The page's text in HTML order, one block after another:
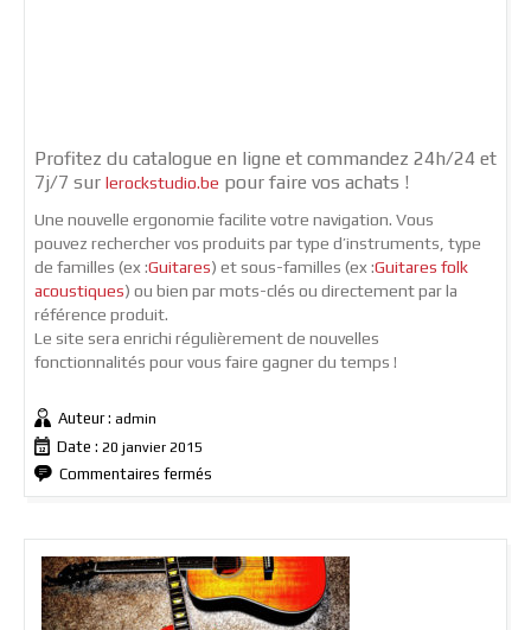
Profitez du catalogue en ligne et commandez 24h/24 et
7j/7 sur lerockstudio.be pour faire vos achats !
Une nouvelle ergonomie facilite votre navigation. Vous
pouvez rechercher vos produits par type d’instruments, type
de familles (ex :Guitares) et sous-familles (ex :Guitares folk
acoustiques) ou bien par mots-clés ou directement par la
référence produit.
Le site sera enrichi régulièrement de nouvelles
fonctionnalités pour vous faire gagner du temps !
Auteur : admin
Date : 20 janvier 2015
Commentaires fermés
LA
BOUTIQUE
EN
LIGNE
!